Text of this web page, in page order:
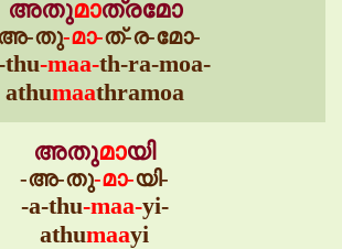
അതുമാത്രമോ
തു-മാ-ത്-ര-മോ-
thu-maa-th-ra-moa-
athumaathramoa
അതുമായി
-അ-തു-മാ-യി-
-a-thu-maa-yi-
athumaayi